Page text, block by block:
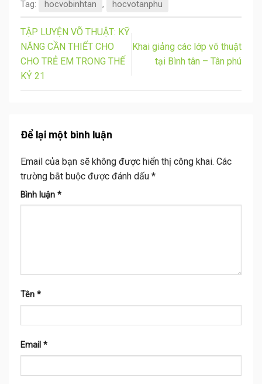
Tag: hocvobinhtan , hocvotanphu
TẬP LUYỆN VÕ THUẬT: KỸ
NĂNG CẦN THIẾT CHO
CHO TRẺ EM TRONG THẾ
KỶ 21
Khai giảng các lớp võ thuật
tại Bình tân – Tân phú
Để lại một bình luận
Email của bạn sẽ không được hiển thị công khai. Các
trường bắt buộc được đánh dấu *
Bình luận *
Tên *
Email *